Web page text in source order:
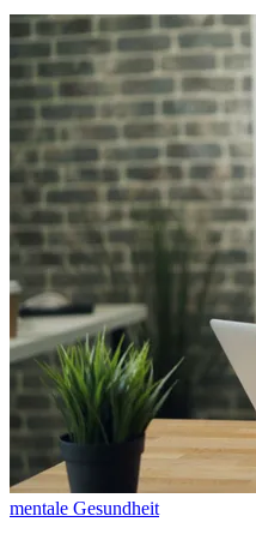
mentale Gesundheit